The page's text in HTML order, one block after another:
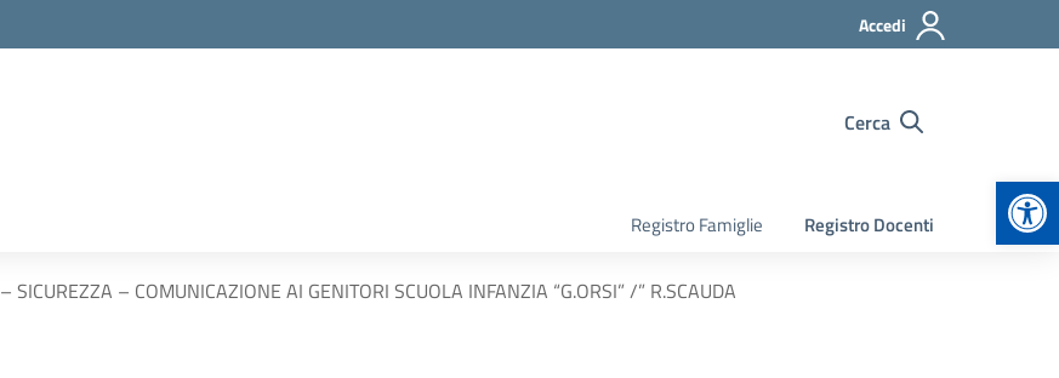
Accedi
Cerca
Registro Famiglie Registro Docenti
– COMUNICAZIONE AI GENITORI SCUOLA INFANZIA “G.ORSI” /” R.SCAUDA